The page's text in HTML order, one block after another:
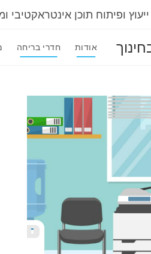
ופיתוח תוכן אינטראקטיבי
אודות חדרי בריחה